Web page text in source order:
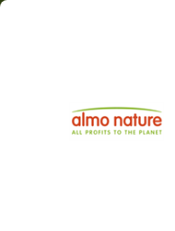
Choose another